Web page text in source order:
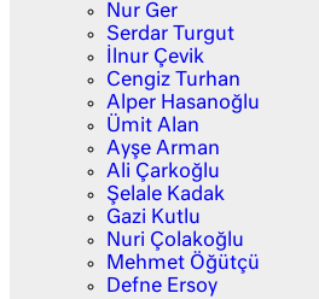
Nur Ger
Serdar Turgut
İlnur Çevik
Cengiz Turhan
Alper Hasanoğlu
Ümit Alan
Ayşe Arman
Ali Çarkoğlu
Şelale Kadak
Gazi Kutlu
Nuri Çolakoğlu
Mehmet Öğütçü
Defne Ersoy